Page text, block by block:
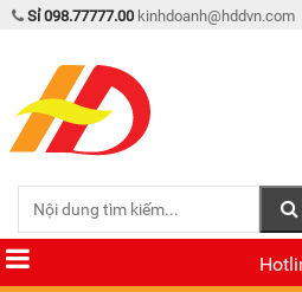
Sỉ 098.77777.00 kinhdoanh@hddvn.com